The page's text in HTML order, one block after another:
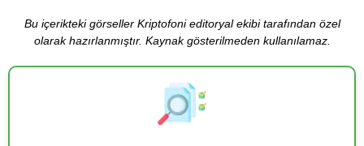
Bu içerikteki görseller Kriptofoni editoryal ekibi tarafından özel
olarak hazırlanmıştır. Kaynak gösterilmeden kullanılamaz.